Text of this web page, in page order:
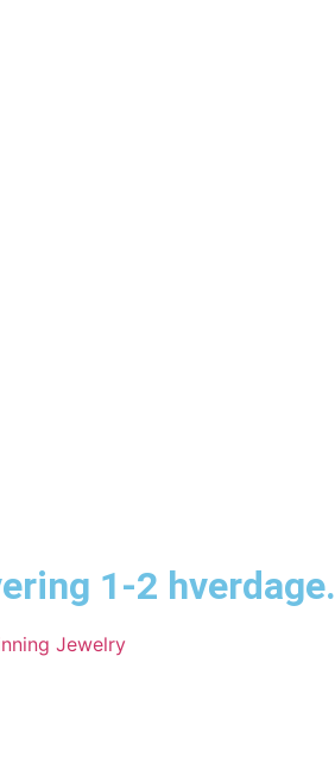
1-2 hverdage.